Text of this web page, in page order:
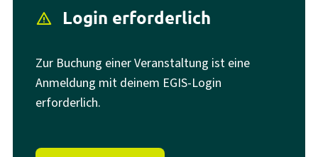
report_problem Login erforderlich
Zur Buchung einer Veranstaltung ist eine
Anmeldung mit deinem EGIS-Login
erforderlich.